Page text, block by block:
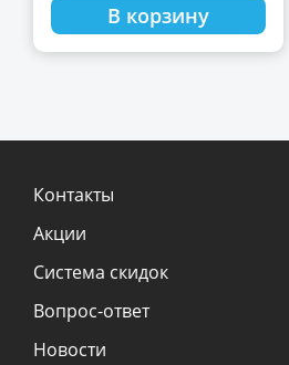
В корзину
Контакты
Акции
Система скидок
Вопрос-ответ
Новости